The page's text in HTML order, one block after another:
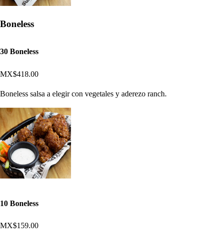
Boneless
30 Boneless
MX$418.00
Boneless salsa a elegir con vegetales y aderezo ranch.
10 Boneless
MX$159.00